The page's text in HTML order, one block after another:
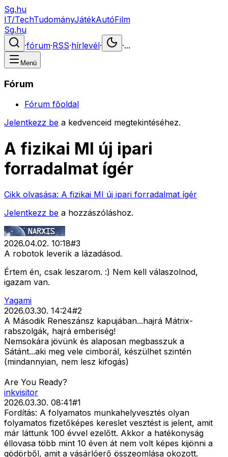
Sg.hu
IT/TechTudományJátékAutóFilm
Sg.hu
·fórum·RSS·hírlevél· ·...
Menü
Fórum
Fórum főoldal
Jelentkezz be a kedvenceid megtekintéséhez.
A fizikai MI új ipari
forradalmat ígér
Cikk olvasása: A fizikai MI új ipari forradalmat ígér
Jelentkezz be a hozzászóláshoz.
2026.04.02. 10:18#3
A robotok leverik a lázadásod.
Értem én, csak leszarom. :) Nem kell válaszolnod,
igazam van.
Yagami
2026.03.30. 14:24#2
A Második Reneszánsz kapujában...hajrá Mátrix-
rabszolgák, hajrá emberiség!
Nemsokára jövünk és alaposan megbasszuk a
Sátánt...aki meg vele cimborál, készülhet szintén
(mindannyian, nem lesz kifogás)
Are You Ready?
inkvisitor
2026.03.30. 08:41#1
Fordítás: A folyamatos munkahelyvesztés olyan
folyamatos fizetőképes kereslet vesztést is jelent, amit
már láttunk 100 évvel ezelőtt. Akkor a hatékonyság
éllovasa több mint 10 éven át nem volt képes kijönni a
gödörből, amit a vásárlóerő összeomlása okozott.